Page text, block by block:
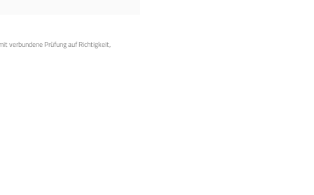
verbundene Prüfung auf Richtigkeit,